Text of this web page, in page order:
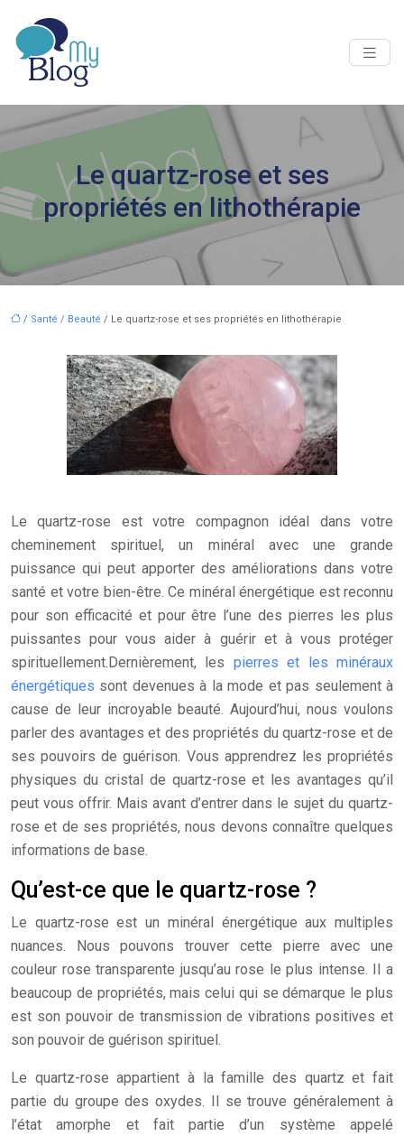
Le quartz-rose et ses
propriétés en lithothérapie
/ Santé / Beauté / Le quartz-rose et ses propriétés en lithothérapie
Le quartz-rose est votre compagnon idéal dans votre
cheminement spirituel, un minéral avec une grande
puissance qui peut apporter des améliorations dans votre
santé et votre bien-être. Ce minéral énergétique est reconnu
pour son efficacité et pour être l’une des pierres les plus
puissantes pour vous aider à guérir et à vous protéger
spirituellement.Dernièrement, les pierres et les minéraux
énergétiques sont devenues à la mode et pas seulement à
cause de leur incroyable beauté. Aujourd’hui, nous voulons
parler des avantages et des propriétés du quartz-rose et de
ses pouvoirs de guérison. Vous apprendrez les propriétés
physiques du cristal de quartz-rose et les avantages qu’il
peut vous offrir. Mais avant d’entrer dans le sujet du quartz-
rose et de ses propriétés, nous devons connaître quelques
informations de base.
Qu’est-ce que le quartz-rose ?
Le quartz-rose est un minéral énergétique aux multiples
nuances. Nous pouvons trouver cette pierre avec une
couleur rose transparente jusqu’au rose le plus intense. Il a
beaucoup de propriétés, mais celui qui se démarque le plus
est son pouvoir de transmission de vibrations positives et
son pouvoir de guérison spirituel.
Le quartz-rose appartient à la famille des quartz et fait
partie du groupe des oxydes. Il se trouve généralement à
l’état amorphe et fait partie d’un système appelé